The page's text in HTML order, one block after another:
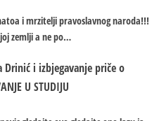
i mrzitelji pravoslavnog naroda!!!
zemlji a ne po…
Drinić i izbjegavanje priče o
U STUDIJU